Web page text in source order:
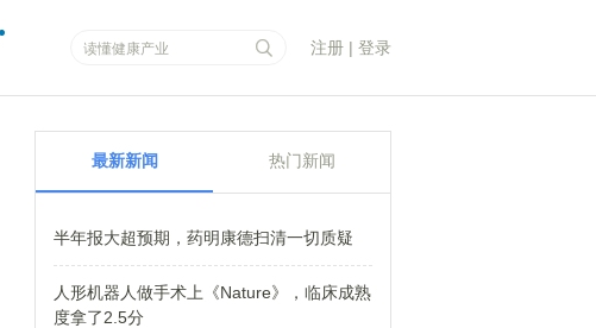
注册 | 登录
最新新闻 热门新闻
半年报大超预期，药明康德扫清一切质疑
人形机器人做手术上《Nature》，临床成熟
度拿了2.5分